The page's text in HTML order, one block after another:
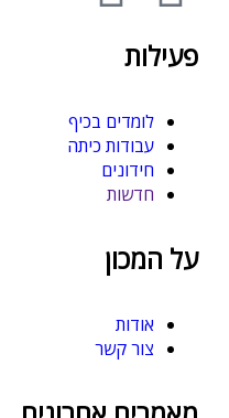
פעילות
לומדים בכיף
עבודות כיתה
חידונים
חדשות
על המכון
אודות
צור קשר